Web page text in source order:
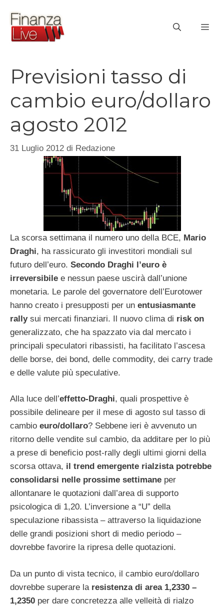
contenuto
Previsioni tasso di
cambio euro/dollaro
agosto 2012
31 Luglio 2012 di Redazione
La scorsa settimana il numero uno della BCE, Mario
Draghi, ha rassicurato gli investitori mondiali sul
futuro dell’euro. Secondo Draghi l’euro è
irreversibile e nessun paese uscirà dall’unione
monetaria. Le parole del governatore dell’Eurotower
hanno creato i presupposti per un entusiasmante
rally sui mercati finanziari. Il nuovo clima di risk on
generalizzato, che ha spazzato via dal mercato i
principali speculatori ribassisti, ha facilitato l’ascesa
delle borse, dei bond, delle commodity, dei carry trade
e delle valute più speculative.
Alla luce dell’effetto-Draghi, quali prospettive è
possibile delineare per il mese di agosto sul tasso di
cambio euro/dollaro? Sebbene ieri è avvenuto un
ritorno delle vendite sul cambio, da additare per lo più
a prese di beneficio post-rally degli ultimi giorni della
scorsa ottava, il trend emergente rialzista potrebbe
consolidarsi nelle prossime settimane per
allontanare le quotazioni dall’area di supporto
psicologica di 1,20. L’inversione a “U” della
speculazione ribassista – attraverso la liquidazione
delle grandi posizioni short di medio periodo –
dovrebbe favorire la ripresa delle quotazioni.
Da un punto di vista tecnico, il cambio euro/dollaro
dovrebbe superare la resistenza di area 1,2330 –
1,2350 per dare concretezza alle velleità di rialzo